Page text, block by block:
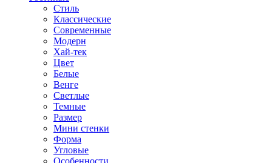
Стиль
Классические
Современные
Модерн
Хай-тек
Цвет
Белые
Венге
Светлые
Темные
Размер
Мини стенки
Форма
Угловые
Особенности